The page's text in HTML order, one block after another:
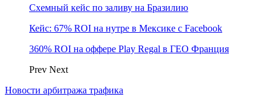
Схемный кейс по заливу на Бразилию
Кейс: 67% ROI на нутре в Мексике с Facebook
360% ROI на оффере Play Regal в ГЕО Франция
Prev Next
Новости арбитража трафика